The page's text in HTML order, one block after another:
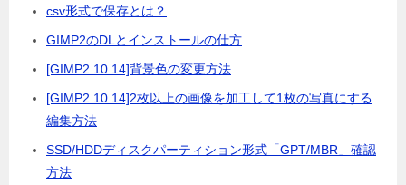
csv形式で保存とは？
GIMP2のDLとインストールの仕方
[GIMP2.10.14]背景色の変更方法
[GIMP2.10.14]2枚以上の画像を加工して1枚の写真にする
編集方法
SSD/HDDディスクパーティション形式「GPT/MBR」確認
方法